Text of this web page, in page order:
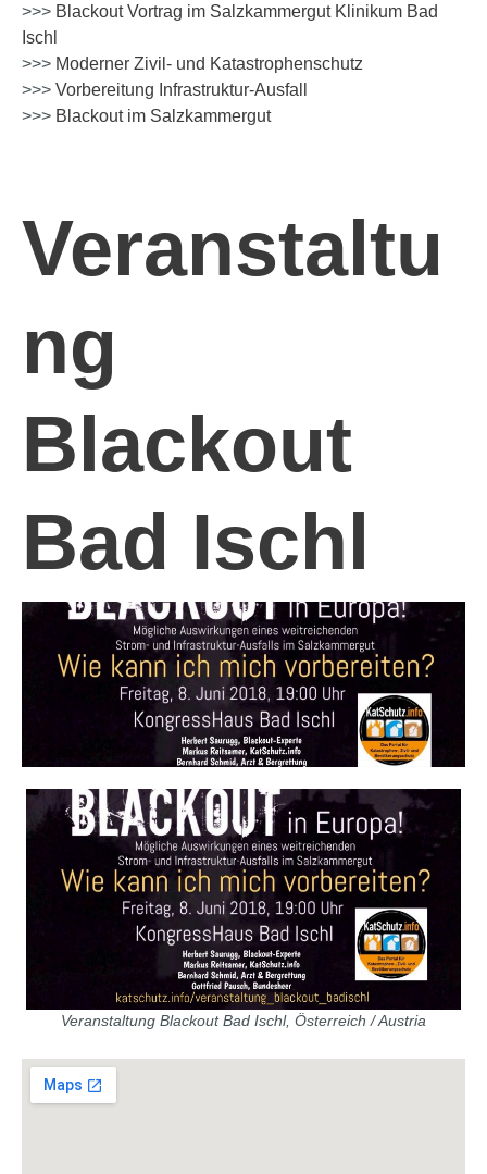
>>> Blackout Vortrag im Salzkammergut Klinikum Bad
Ischl
>>> Moderner Zivil- und Katastrophenschutz
>>> Vorbereitung Infrastruktur-Ausfall
>>> Blackout im Salzkammergut
Veranstaltu
ng
Blackout
Bad Ischl
Veranstaltung Blackout Bad Ischl, Österreich / Austria